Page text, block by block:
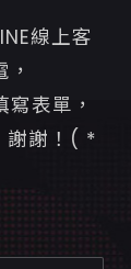
線上客
表單，
謝謝！( *